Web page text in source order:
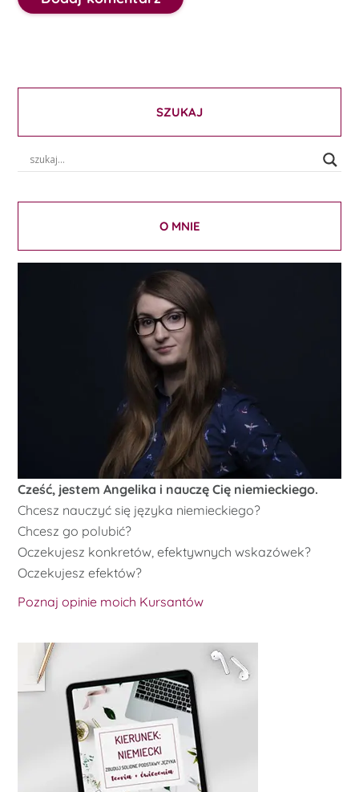
SZUKAJ
O MNIE
Cześć, jestem Angelika i nauczę Cię niemieckiego.
Chcesz nauczyć się języka niemieckiego?
Chcesz go polubić?
Oczekujesz konkretów, efektywnych wskazówek?
Oczekujesz efektów?
Poznaj opinie moich Kursantów